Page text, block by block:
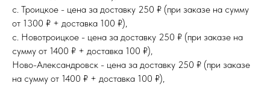
с. Троицкое - цена за доставку 250 ₽ (при заказе на сумму
от 1300 ₽ + доставка 100 ₽),
с. Новотроицкое - цена за доставку 250 ₽ (при заказе на
сумму от 1400 ₽ + доставка 100 ₽),
Ново-Александровск - цена за доставку 250 ₽ (при заказе
на сумму от 1400 ₽ + доставка 100 ₽),